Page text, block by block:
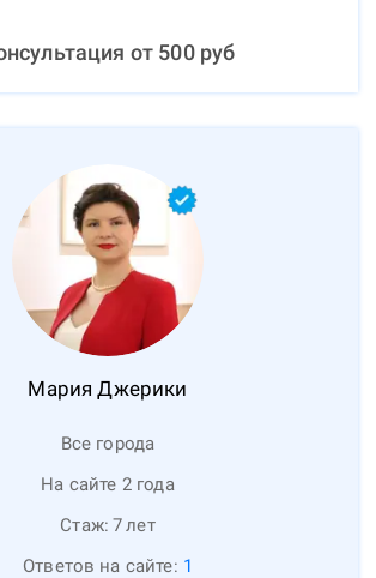
от 500руб
Мария Джерики
Все города
На сайте 2 года
Стаж: 7лет
Ответов на сайте: 1